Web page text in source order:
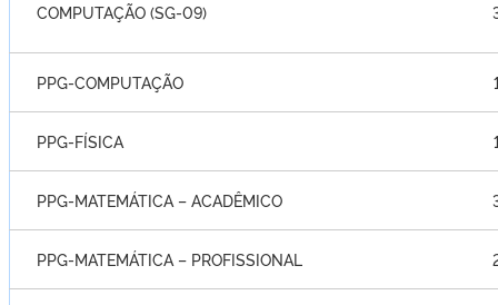
COMPUTAÇÃO (SG-09)
PPG-COMPUTAÇÃO
PPG-FÍSICA
PPG-MATEMÁTICA – ACADÊMICO
PPG-MATEMÁTICA – PROFISSIONAL